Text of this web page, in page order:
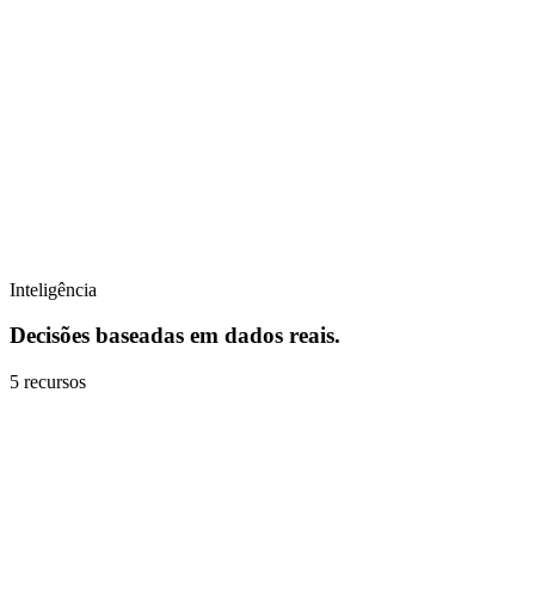
Inteligência
Decisões baseadas em dados reais.
5 recursos